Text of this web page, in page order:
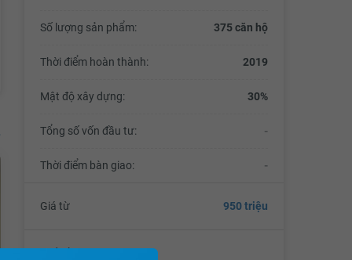
Số lượng sản phẩm: 375 căn hộ
Thời điểm hoàn thành: 2019
Mật độ xây dựng: 30%
Tổng số vốn đầu tư: -
Thời điểm bàn giao: -
Giá từ 950 triệu